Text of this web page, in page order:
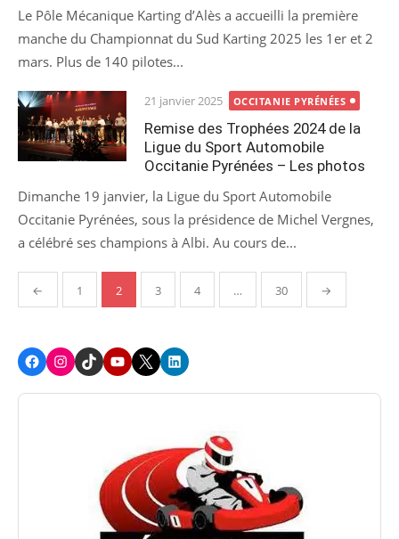
Le Pôle Mécanique Karting d’Alès a accueilli la première
manche du Championnat du Sud Karting 2025 les 1er et 2
mars. Plus de 140 pilotes...
Posted
on
21 janvier 2025 OCCITANIE PYRÉNÉES
Remise des Trophées 2024 de la
Ligue du Sport Automobile
Occitanie Pyrénées – Les photos
Dimanche 19 janvier, la Ligue du Sport Automobile
Occitanie Pyrénées, sous la présidence de Michel Vergnes,
a célébré ses champions à Albi. Au cours de...
Pagination
des
← 1 2 3 4 … 30 →
FacebookInstagram
TikTokYoutube
X LinkedIn